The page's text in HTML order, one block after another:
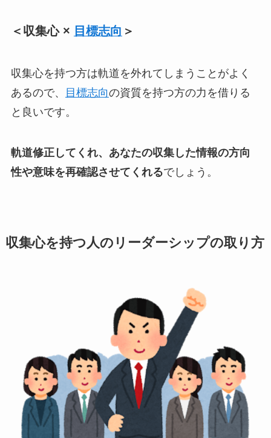
＜収集心 × 目標志向 ＞
収集心を持つ方は軌道を外れてしまうことがよく
あるので、
目標志向の資質を持つ方の力を借りる
と良いです。
軌道修正してくれ、あなたの収集した情報の方向
性や意味を再確認させてくれるでしょう。
収集心を持つ人のリーダーシップの取り方